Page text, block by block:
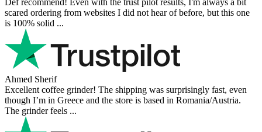
Def recommend! Even with the trust pilot results, I'm always a bit
scared ordering from websites I did not hear of before, but this one
is 100% solid ...
Ahmed Sherif
Excellent coffee grinder! The shipping was surprisingly fast, even
though I’m in Greece and the store is based in Romania/Austria.
The grinder feels ...